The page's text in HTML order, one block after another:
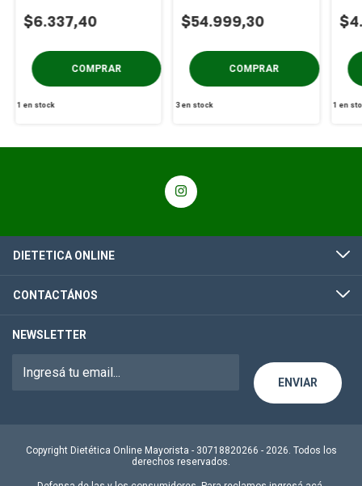
$6.337,40
1 en stock
$54.999,30
3en stock 1 en
DIETETICA ONLINE
CONTACTÁNOS
NEWSLETTER
Copyright Dietética Online Mayorista - 30718820266 - 2026. Todos los
derechos reservados.